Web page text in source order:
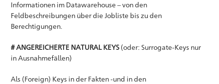
Informationen im Datawarehouse – von den
Feldbeschreibungen über die Jobliste bis zu den
Berechtigungen.
# ANGEREICHERTE NATURAL KEYS (oder: Surrogate-Keys nur
in Ausnahmefällen)
Als (Foreign) Keys in der Fakten -und in den